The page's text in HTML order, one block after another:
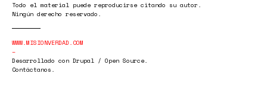
Todo el material puede reproducirse citando su autor.
Ningún derecho reservado.
WWW.MISIONVERDAD.COM
Desarrollado con Drupal / Open Source.
Contáctanos.